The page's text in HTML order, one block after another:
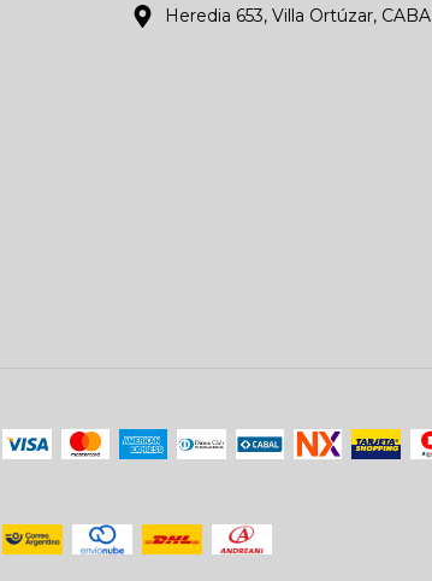
Heredia 653, Villa Ortúzar, CABA